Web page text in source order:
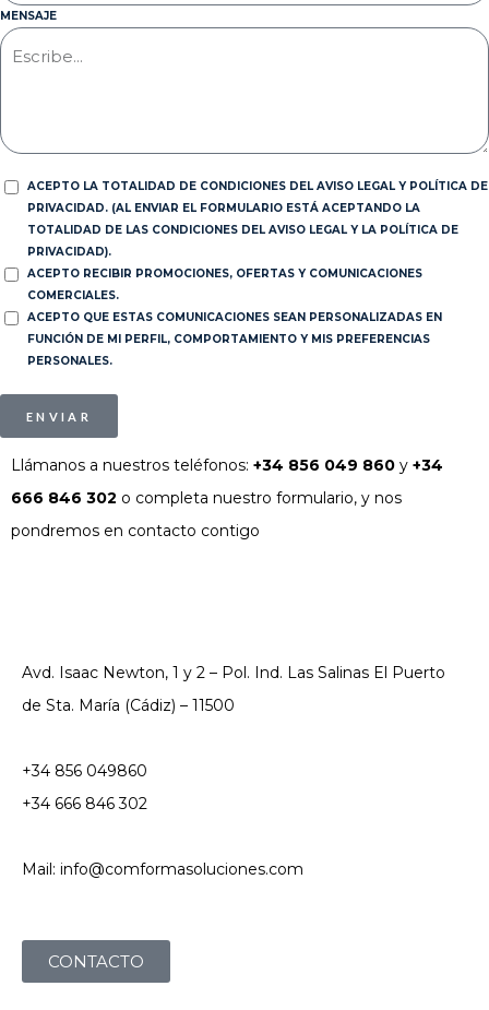
MENSAJE
ACEPTO LA TOTALIDAD DE CONDICIONES DEL AVISO LEGAL Y POLÍTICA DE
PRIVACIDAD. (AL ENVIAR EL FORMULARIO ESTÁ ACEPTANDO LA
TOTALIDAD DE LAS CONDICIONES DEL AVISO LEGAL Y LA POLÍTICA DE
PRIVACIDAD).
ACEPTO RECIBIR PROMOCIONES, OFERTAS Y COMUNICACIONES
COMERCIALES.
ACEPTO QUE ESTAS COMUNICACIONES SEAN PERSONALIZADAS EN
FUNCIÓN DE MI PERFIL, COMPORTAMIENTO Y MIS PREFERENCIAS
PERSONALES.
ENVIAR
Llámanos a nuestros teléfonos: +34 856 049 860 y +34
666 846 302 o completa nuestro formulario, y nos
pondremos en contacto contigo
Avd. Isaac Newton, 1 y 2 – Pol. Ind. Las Salinas El Puerto
de Sta. María (Cádiz) – 11500
+34 856 049860
+34 666 846 302
Mail: info@comformasoluciones.com
CONTACTO